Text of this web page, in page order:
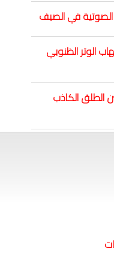
الصوتية في الصيف
الوتر الظنوبي
الطلق الكاذب